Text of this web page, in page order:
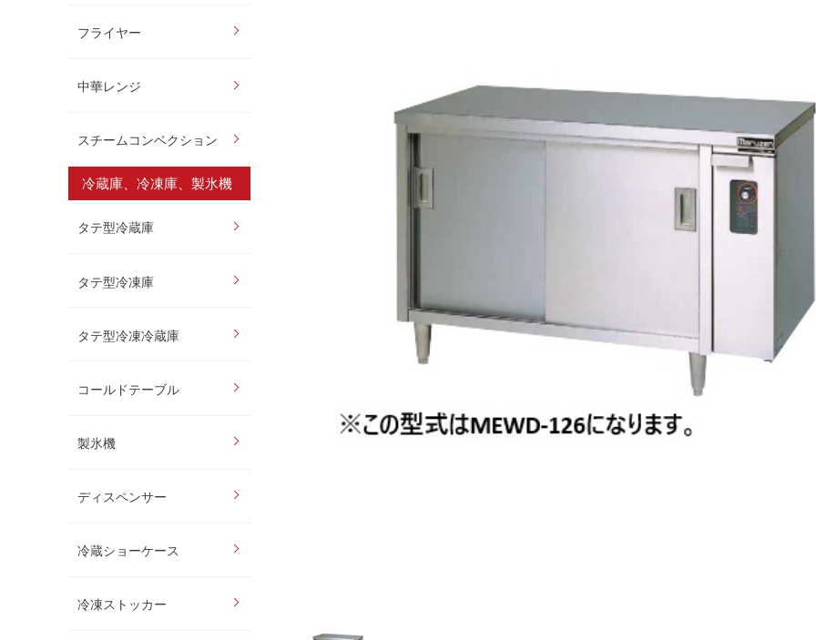
フライヤー
中華レンジ
スチームコンベクション
冷蔵庫、冷凍庫、製氷機
タテ型冷蔵庫
タテ型冷凍庫
タテ型冷凍冷蔵庫
コールドテーブル
製氷機
ディスペンサー
冷蔵ショーケース
冷凍ストッカー